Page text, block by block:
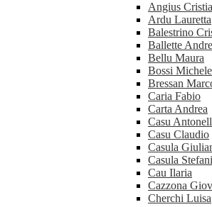
Angius
Ardu Lauretta
Balestrino
Ballette
Bellu Maura
Bossi Michele
Bressan
Caria Fabio
Carta Andrea
Casu
Casu Claudio
Casula
Casula
Cau Ilaria
Cazzona
Cherchi Luisa